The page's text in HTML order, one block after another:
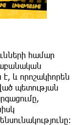
համար
է, և որոշակիորեն
պետության